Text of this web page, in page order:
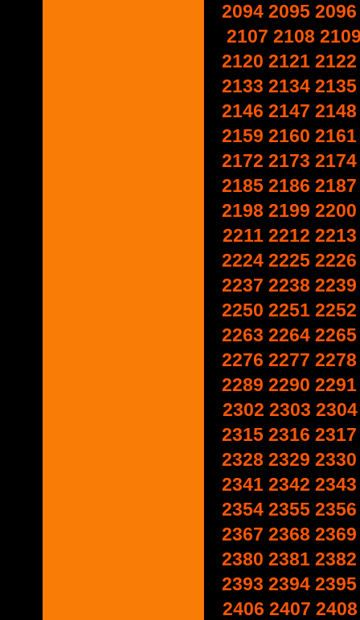
2094 2095 2096
2107 2108
2120 2121 2122
2133 2134 2135
2146 2147 2148
2159 2160 2161
2172 2173 2174
2185 2186 2187
2198 2199 2200
2211 2212 2213
2224 2225 2226
2237 2238 2239
2250 2251 2252
2263 2264 2265
2276 2277 2278
2289 2290 2291
2302 2303 2304
2315 2316 2317
2328 2329 2330
2341 2342 2343
2354 2355 2356
2367 2368 2369
2380 2381 2382
2393 2394 2395
2406 2407 2408